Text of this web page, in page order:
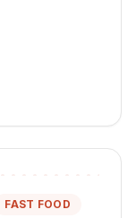
FAST FOOD